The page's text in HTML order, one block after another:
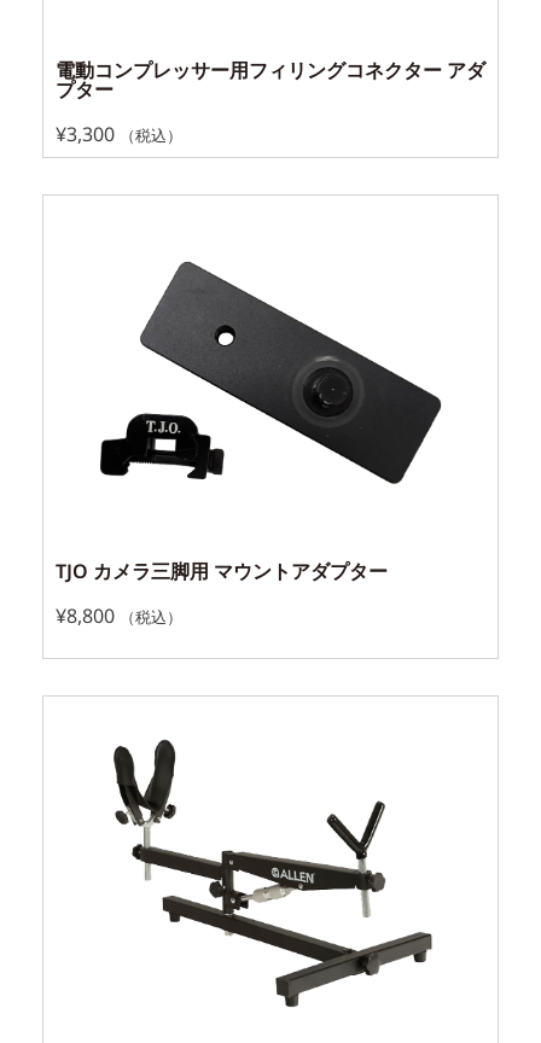
電動コンプレッサー用フィリングコネクター アダ
プター
¥3,300 （税込）
TJO カメラ三脚用 マウントアダプター
¥8,800 （税込）